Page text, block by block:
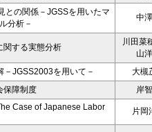
との関係－JGSSを用いたマ
分析－
中
関する実態分析
川田菜
山
JGSS2003を用いて－
大槻
保障制度
岸
Case of Japanese Labor
片岡